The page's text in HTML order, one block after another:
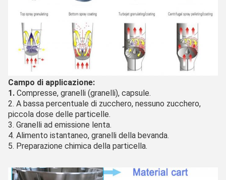
Campo di applicazione:
1. Compresse, granelli (granelli), capsule.
2. A bassa percentuale di zucchero, nessuno zucchero,
piccola dose delle particelle.
3. Granelli ad emissione lenta.
4. Alimento istantaneo, granelli della bevanda.
5. Preparazione chimica della particella.